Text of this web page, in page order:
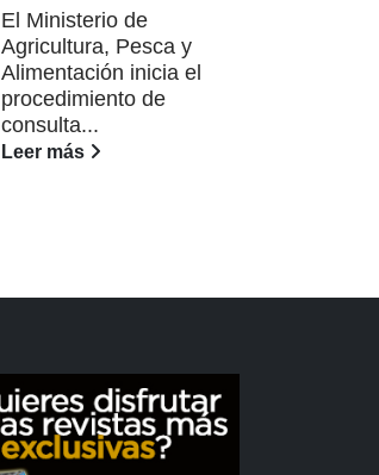
El Ministerio de
Agricultura, Pesca y
Alimentación inicia el
procedimiento de
consulta...
Leer más